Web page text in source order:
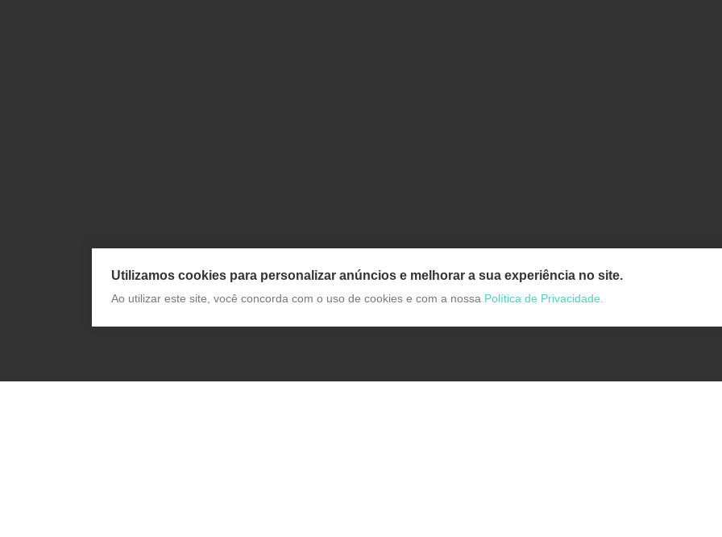
Utilizamos cookies para personalizar anúncios e melhorar a sua experiência no site.
Ao utilizar este site, você concorda com o uso de cookies e com a nossa Política de Privacidade.